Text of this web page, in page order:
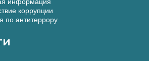
коррупции
по антитеррору